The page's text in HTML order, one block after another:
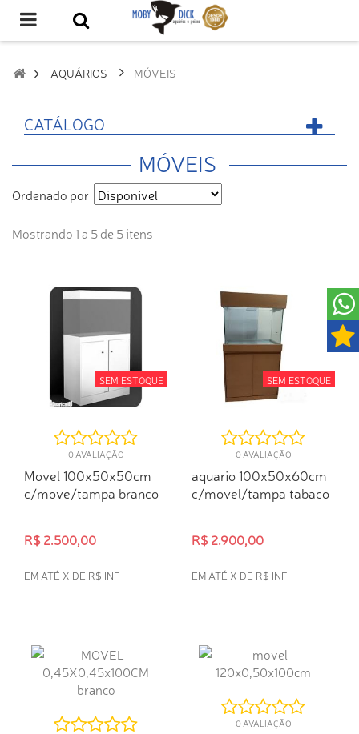
AQUÁRIOS MÓVEIS
CATÁLOGO
MÓVEIS
Ordenado por
Mostrando 1 a 5 de 5 itens
0 AVALIAÇÃO
Movel 100x50x50cm
c/move/tampa branco
R$ 2.500,00
EM ATÉ X DE R$ INF
SEM ESTOQUE
0 AVALIAÇÃO
aquario 100x50x60cm
c/movel/tampa tabaco
R$ 2.900,00
EM ATÉ X DE R$ INF
SEM ESTOQUE
0 AVALIAÇÃO